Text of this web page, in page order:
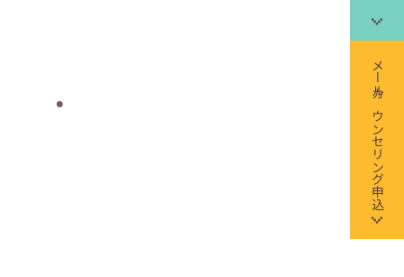
メールカウンセリング申込